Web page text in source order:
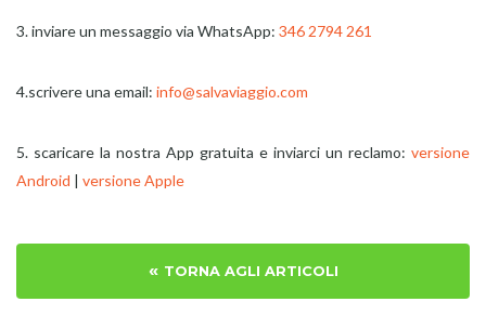
3. inviare un messaggio via WhatsApp: 346 2794 261
4.scrivere una email: info@salvaviaggio.com
5. scaricare la nostra App gratuita e inviarci un reclamo: versione
Android | versione Apple
« TORNA AGLI ARTICOLI